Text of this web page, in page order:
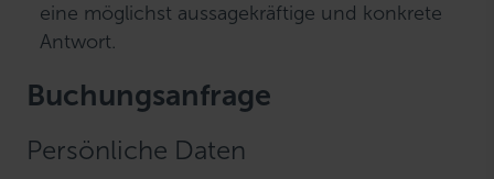
eine möglichst aussagekräftige und konkrete
Antwort.
Buchungsanfrage
Persönliche Daten